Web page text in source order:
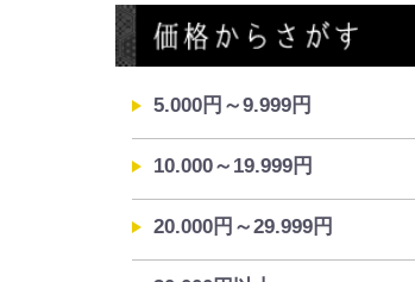
5.000円～9.999円
10.000～19.999円
20.000円～29.999円